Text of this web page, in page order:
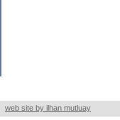
web site by ilhan mutluay